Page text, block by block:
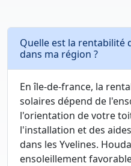
Quelle est la rentabilité
dans ma région ?
En île-de-france, la
solaires dépend de
l'orientation de votre
l'installation et des
dans les Yvelines.
ensoleillement